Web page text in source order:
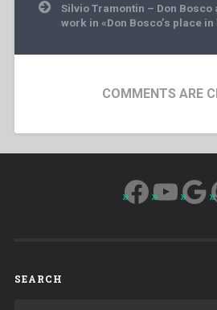
Silvio Tramontin – Don Bosco
work in «Don Bosco’s place
COMMENTS ARE
SEARCH